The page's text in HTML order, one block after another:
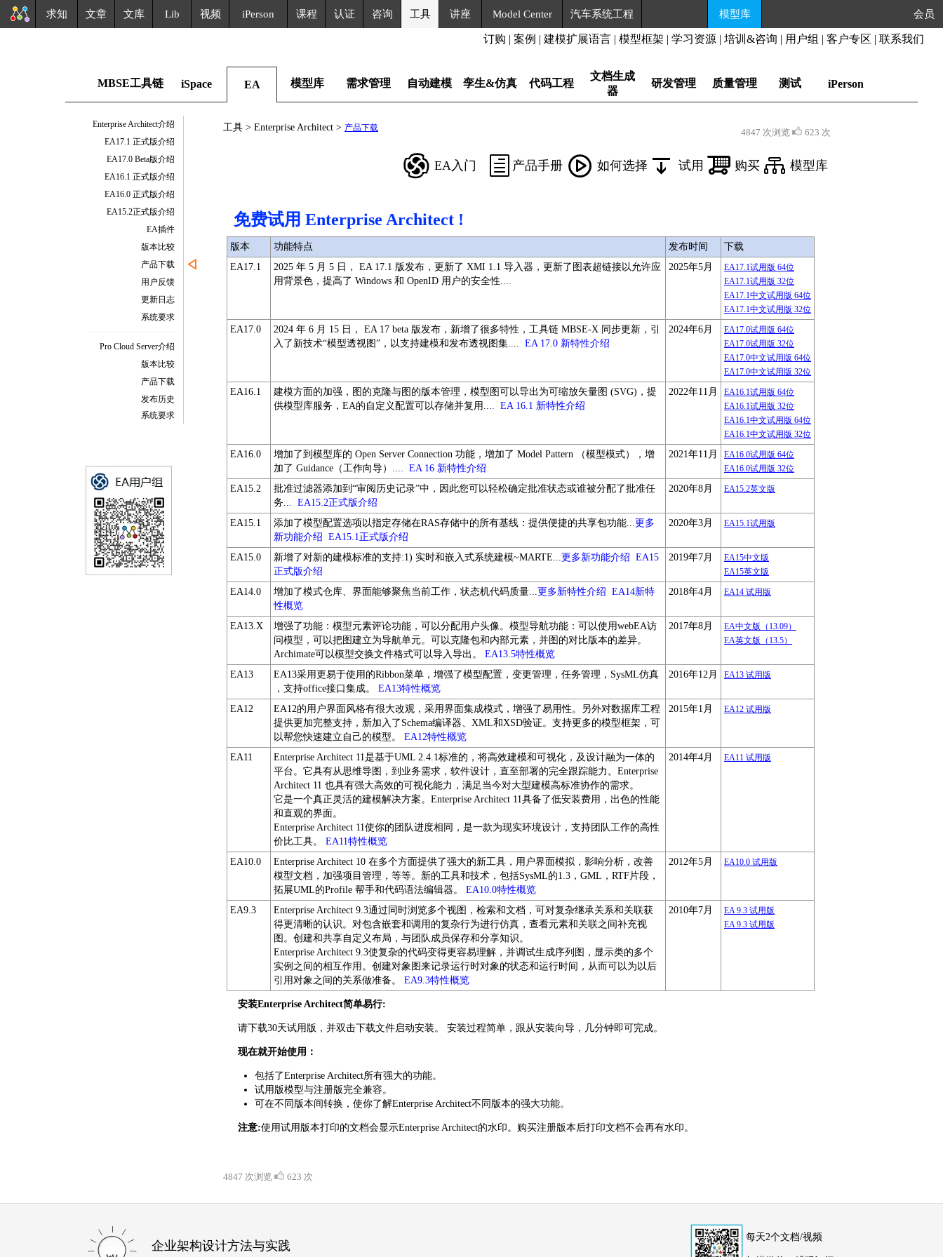
求知 文章 文库 Lib 视频 iPerson 课程 认证 咨询 工具 讲座 Model Center 汽车系统工程 模型库 会员
订购 | 案例 | 建模扩展语言 | 模型框架 | 学习资源 | 培训&咨询 | 用户组 | 客户专区 | 联系我们
MBSE工具链 iSpace EA 模型库 需求管理 自动建模 孪生&仿真 代码工程
文档生成
器
研发管理 质量管理 测试 iPerson
Enterprise Architect介绍
EA17.1 正式版介绍
EA17.0 Beta版介绍
EA16.1 正式版介绍
EA16.0 正式版介绍
EA15.2正式版介绍
EA插件
版本比较
产品下载
用户反馈
更新日志
系统要求
Pro Cloud Server介绍
版本比较
产品下载
发布历史
系统要求
工具 > Enterprise Architect > 产品下载 4847 次浏览 623 次
EA入门 产品手册 如何选择 试用 购买 模型库
免费试用 Enterprise Architect !
版本 功能特点 发布时间
下载
EA17.1
2025 年 5 月 5 日， EA 17.1 版发布，更新了 XMI 1.1 导入器，更新了图表超链接以允许应
用背景色，提高了 Windows 和 OpenID 用户的安全性....
2025年5月
EA17.1试用版 64位
EA17.1试用版 32位
EA17.1中文试用版 64位
EA17.1中文试用版 32位
EA17.0
2024 年 6 月 15 日， EA 17 beta 版发布，新增了很多特性，工具链 MBSE-X 同步更新，引
入了新技术“模型透视图”，以支持建模和发布透视图集.... EA 17.0 新特性介绍
2024年6月
EA17.0试用版 64位
EA17.0试用版 32位
EA17.0中文试用版 64位
EA17.0中文试用版 32位
EA16.1
建模方面的加强，图的克隆与图的版本管理，模型图可以导出为可缩放矢量图 (SVG)，提
供模型库服务，EA的自定义配置可以存储并复用.... EA 16.1 新特性介绍
2022年11月
EA16.1试用版 64位
EA16.1试用版 32位
EA16.1中文试用版 64位
EA16.1中文试用版 32位
EA16.0
增加了到模型库的 Open Server Connection 功能，增加了 Model Pattern （模型模式），增
加了 Guidance（工作向导）.... EA 16 新特性介绍
2021年11月
EA16.0试用版 64位
EA16.0试用版 32位
EA15.2
批准过滤器添加到“审阅历史记录”中，因此您可以轻松确定批准状态或谁被分配了批准任
务... EA15.2正式版介绍
2020年8月 EA15.2英文版
EA15.1 添加了模型配置选项以指定存储在RAS存储中的所有基线：提供便捷的共享包功能...更多
新功能介绍 EA15.1正式版介绍
2020年3月 EA15.1试用版
EA15.0 新增了对新的建模标准的支持:1) 实时和嵌入式系统建模~MARTE...更多新功能介绍 EA15
正式版介绍
2019年7月
EA15中文版
EA15英文版
EA14.0 增加了模式仓库、界面能够聚焦当前工作，状态机代码质量...更多新特性介绍 EA14新特
性概览
2018年4月 EA14 试用版
EA13.X
增强了功能：模型元素评论功能，可以分配用户头像。模型导航功能：可以使用webEA访
问模型，可以把图建立为导航单元。可以克隆包和内部元素，并图的对比版本的差异。
Archimate可以模型交换文件格式可以导入导出。 EA13.5特性概览
2017年8月
EA中文版（13.09）
EA英文版（13.5）
EA13
EA13采用更易于使用的Ribbon菜单，增强了模型配置，变更管理，任务管理，SysML仿真
，支持office接口集成。 EA13特性概览
2016年12月 EA13 试用版
EA12
EA12的用户界面风格有很大改观，采用界面集成模式，增强了易用性。另外对数据库工程
提供更加完整支持，新加入了Schema编译器、XML和XSD验证。支持更多的模型框架，可
以帮您快速建立自己的模型。 EA12特性概览
2015年1月 EA12 试用版
EA11
Enterprise Architect 11是基于UML 2.4.1标准的，将高效建模和可视化，及设计融为一体的
平台。它具有从思维导图，到业务需求，软件设计，直至部署的完全跟踪能力。Enterprise
Architect 11 也具有强大高效的可视化能力，满足当今对大型建模高标准协作的需求。
它是一个真正灵活的建模解决方案。Enterprise Architect 11具备了低安装费用，出色的性能
和直观的界面。
Enterprise Architect 11使你的团队进度相同，是一款为现实环境设计，支持团队工作的高性
价比工具。 EA11特性概览
2014年4月 EA11 试用版
EA10.0
Enterprise Architect 10 在多个方面提供了强大的新工具，用户界面模拟，影响分析，改善
模型文档，加强项目管理，等等。新的工具和技术，包括SysML的1.3，GML，RTF片段，
拓展UML的Profile 帮手和代码语法编辑器。 EA10.0特性概览
2012年5月 EA10.0 试用版
EA9.3
Enterprise Architect 9.3通过同时浏览多个视图，检索和文档，可对复杂继承关系和关联获
得更清晰的认识。对包含嵌套和调用的复杂行为进行仿真，查看元素和关联之间补充视
图。创建和共享自定义布局，与团队成员保存和分享知识。
Enterprise Architect 9.3使复杂的代码变得更容易理解，并调试生成序列图，显示类的多个
实例之间的相互作用。创建对象图来记录运行时对象的状态和运行时间，从而可以为以后
引用对象之间的关系做准备。 EA9.3特性概览
2010年7月
EA 9.3 试用版
EA 9.3 试用版
安装Enterprise Architect简单易行:
请下载30天试用版，并双击下载文件启动安装。 安装过程简单，跟从安装向导，几分钟即可完成。
现在就开始使用：
包括了Enterprise Architect所有强大的功能。
试用版模型与注册版完全兼容。
可在不同版本间转换，使你了解Enterprise Architect不同版本的强大功能。
注意:使用试用版本打印的文档会显示Enterprise Architect的水印。购买注册版本后打印文档不会再有水印。
4847 次浏览 623 次